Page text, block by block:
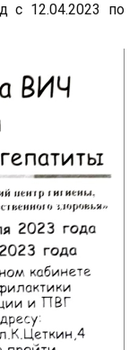
с 12.04.2023 по